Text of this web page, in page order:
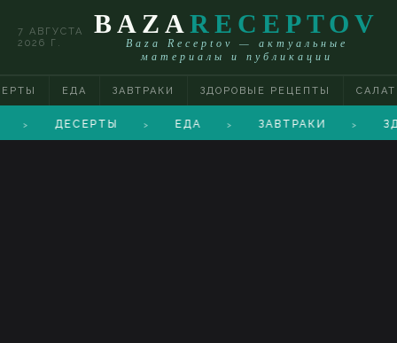
7 АВГУСТА
2026 Г.
BAZA RECEPTOV
Baza Receptov — актуальные
материалы и публикации
ЕДА ЗАВТРАКИ ЗДОРОВЫЕ РЕЦЕПТЫ
> ДЕСЕРТЫ > ЕДА > ЗАВТРАКИ >